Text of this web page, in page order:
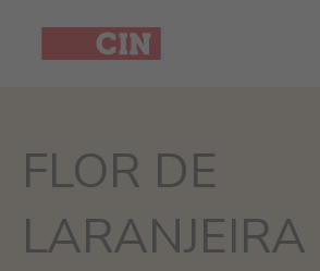
#N/A
FLOR DE
LARANJEIRA